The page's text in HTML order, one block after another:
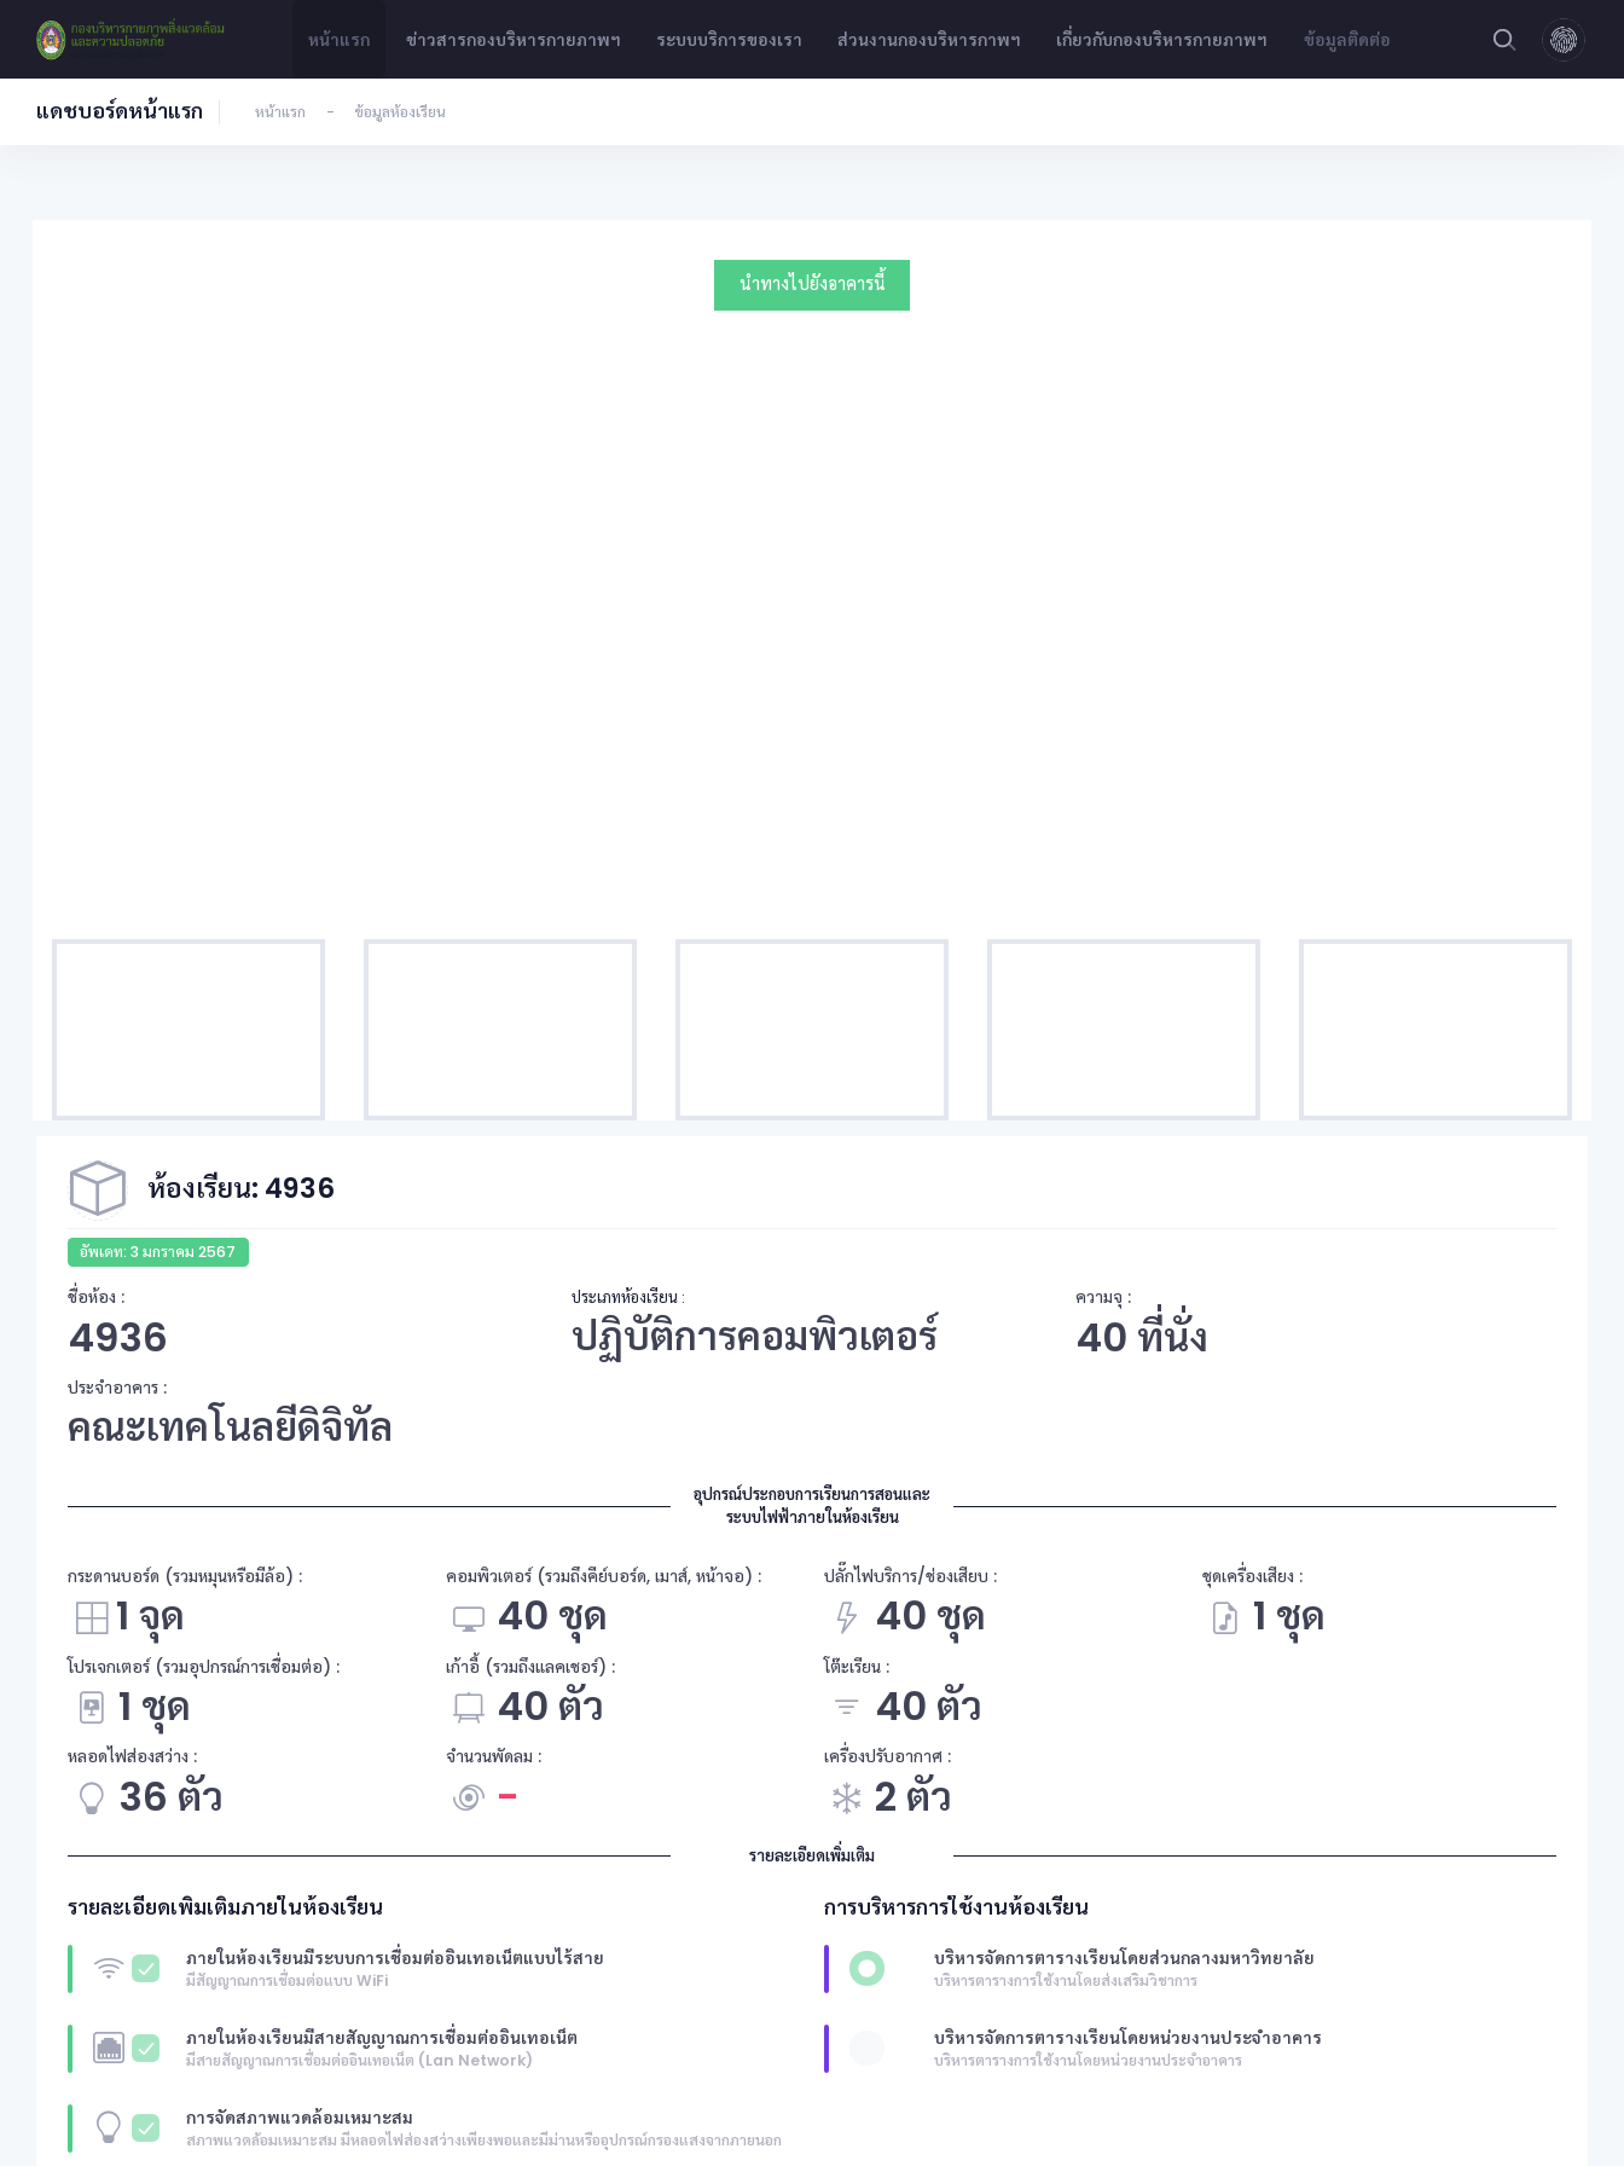
หน้าแรก ข่าวสารกองบริหารกายภาพฯ ระบบบริการของเรา ส่วนงานกองบริหารกาพฯ เกี่ยวกับกองบริหารกายภาพฯ ข้อมูลติดต่อ
แดชบอร์ดหน้าแรก หน้าแรก - ข้อมูลห้องเรียน
นำทางไปยังอาคารนี้
ห้องเรียน: 4936
อัพเดท: 3 มกราคม 2567
ชื่อห้อง :
4936
ประเภทห้องเรียน :
ปฏิบัติการคอมพิวเตอร์
ความจุ :
40 ที่นั่ง
ประจำอาคาร :
คณะเทคโนลยีดิจิทัล
อุปกรณ์ประกอบการเรียนการสอนและ
ระบบไฟฟ้าภายในห้องเรียน
กระดานบอร์ด (รวมหมุนหรือมีล้อ) :
1 จุด
คอมพิวเตอร์ (รวมถึงคีย์บอร์ด, เมาส์, หน้าจอ) :
40 ชุด
ปลั๊กไฟบริการ/ช่องเสียบ :
40 ชุด
ชุดเครื่องเสียง :
1 ชุด
โปรเจกเตอร์ (รวมอุปกรณ์การเชื่อมต่อ) :
1 ชุด
เก้าอี้ (รวมถึงแลคเชอร์) :
40 ตัว
โต๊ะเรียน :
40 ตัว
หลอดไฟส่องสว่าง :
36 ตัว
จำนวนพัดลม :
-
เครื่องปรับอากาศ :
2 ตัว
รายละเอียดเพิ่มเติม
รายละเอียดเพิ่มเติมภายในห้องเรียน
ภายในห้องเรียนมีระบบการเชื่อมต่ออินเทอเน็ตแบบไร้สาย
มีสัญญาณการเชื่อมต่อแบบ WiFi
ภายในห้องเรียนมีสายสัญญาณการเชื่อมต่ออินเทอเน็ต
มีสายสัญญาณการเชื่อมต่ออินเทอเน็ต (Lan Network)
การจัดสภาพแวดล้อมเหมาะสม
สภาพแวดล้อมเหมาะสม มีหลอดไฟส่องสว่างเพียงพอและมีม่านหรืออุปกรณ์กรองแสงจากภายนอก
การบริหารการใช้งานห้องเรียน
บริหารจัดการตารางเรียนโดยส่วนกลางมหาวิทยาลัย
บริหารตารางการใช้งานโดยส่งเสริมวิชาการ
บริหารจัดการตารางเรียนโดยหน่วยงานประจำอาคาร
บริหารตารางการใช้งานโดยหน่วยงานประจำอาคาร